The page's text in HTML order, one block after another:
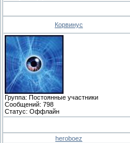
Корвинус
Группа: Постоянные участники
Сообщений: 798
Статус: Оффлайн
heroboez